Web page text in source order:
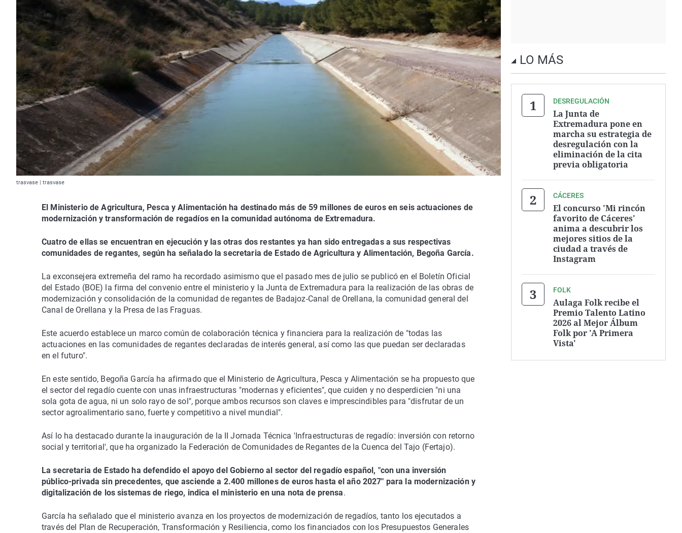
trasvase | trasvase
El Ministerio de Agricultura, Pesca y Alimentación ha destinado más de 59 millones de euros en seis actuaciones de
modernización y transformación de regadíos en la comunidad autónoma de Extremadura.
Cuatro de ellas se encuentran en ejecución y las otras dos restantes ya han sido entregadas a sus respectivas
comunidades de regantes, según ha señalado la secretaria de Estado de Agricultura y Alimentación, Begoña García.
La exconsejera extremeña del ramo ha recordado asimismo que el pasado mes de julio se publicó en el Boletín Oficial
del Estado (BOE) la firma del convenio entre el ministerio y la Junta de Extremadura para la realización de las obras de
modernización y consolidación de la comunidad de regantes de Badajoz-Canal de Orellana, la comunidad general del
Canal de Orellana y la Presa de las Fraguas.
Este acuerdo establece un marco común de colaboración técnica y financiera para la realización de "todas las
actuaciones en las comunidades de regantes declaradas de interés general, así como las que puedan ser declaradas
en el futuro".
En este sentido, Begoña García ha afirmado que el Ministerio de Agricultura, Pesca y Alimentación se ha propuesto que
el sector del regadío cuente con unas infraestructuras "modernas y eficientes", que cuiden y no desperdicien "ni una
sola gota de agua, ni un solo rayo de sol", porque ambos recursos son claves e imprescindibles para "disfrutar de un
sector agroalimentario sano, fuerte y competitivo a nivel mundial".
Así lo ha destacado durante la inauguración de la II Jornada Técnica 'Infraestructuras de regadío: inversión con retorno
social y territorial', que ha organizado la Federación de Comunidades de Regantes de la Cuenca del Tajo (Fertajo).
La secretaria de Estado ha defendido el apoyo del Gobierno al sector del regadío español, "con una inversión
público-privada sin precedentes, que asciende a 2.400 millones de euros hasta el año 2027" para la modernización y
digitalización de los sistemas de riego, indica el ministerio en una nota de prensa.
García ha señalado que el ministerio avanza en los proyectos de modernización de regadíos, tanto los ejecutados a
través del Plan de Recuperación, Transformación y Resiliencia, como los financiados con los Presupuestos Generales
LO MÁS
DESREGULACIÓN
La Junta de
Extremadura pone en
marcha su estrategia de
desregulación con la
eliminación de la cita
previa obligatoria
CÁCERES
El concurso 'Mi rincón
favorito de Cáceres'
anima a descubrir los
mejores sitios de la
ciudad a través de
Instagram
FOLK
Aulaga Folk recibe el
Premio Talento Latino
2026 al Mejor Álbum
Folk por 'A Primera
Vista'